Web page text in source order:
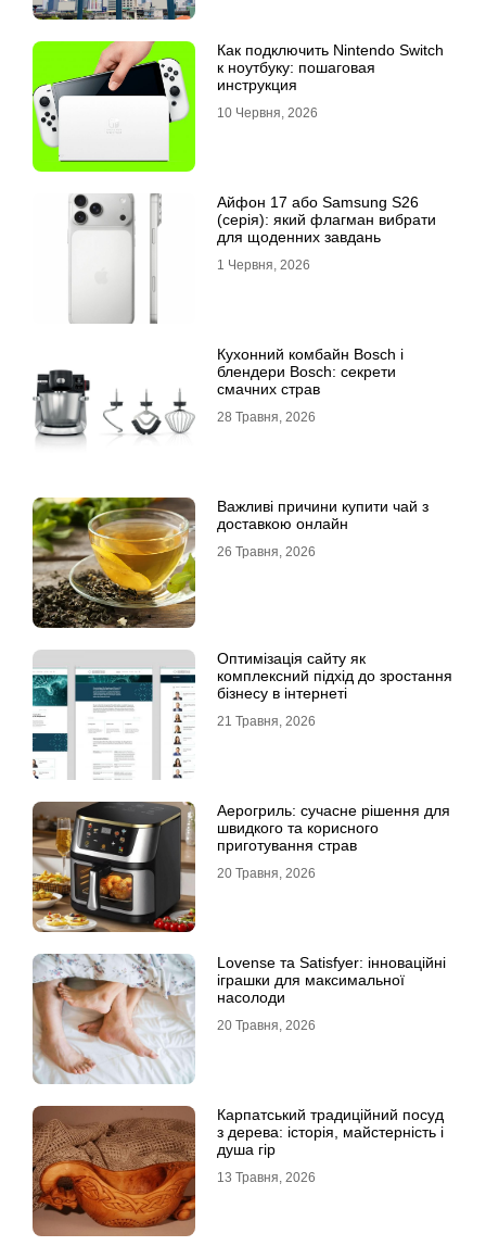
Как подключить Nintendo Switch
к ноутбуку: пошаговая
инструкция
10 Червня, 2026
Айфон 17 або Samsung S26
(серія): який флагман вибрати
для щоденних завдань
1 Червня, 2026
Кухонний комбайн Bosch і
блендери Bosch: секрети
смачних страв
28 Травня, 2026
Важливі причини купити чай з
доставкою онлайн
26 Травня, 2026
Оптимізація сайту як
комплексний підхід до зростання
бізнесу в інтернеті
21 Травня, 2026
Аерогриль: сучасне рішення для
швидкого та корисного
приготування страв
20 Травня, 2026
Lovense та Satisfyer: інноваційні
іграшки для максимальної
насолоди
20 Травня, 2026
Карпатський традиційний посуд
з дерева: історія, майстерність і
душа гір
13 Травня, 2026